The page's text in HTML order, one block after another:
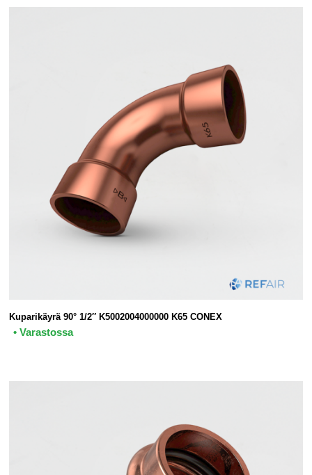
Kuparikäyrä 90° 1/2″ K5002004000000 K65 CONEX
• Varastossa